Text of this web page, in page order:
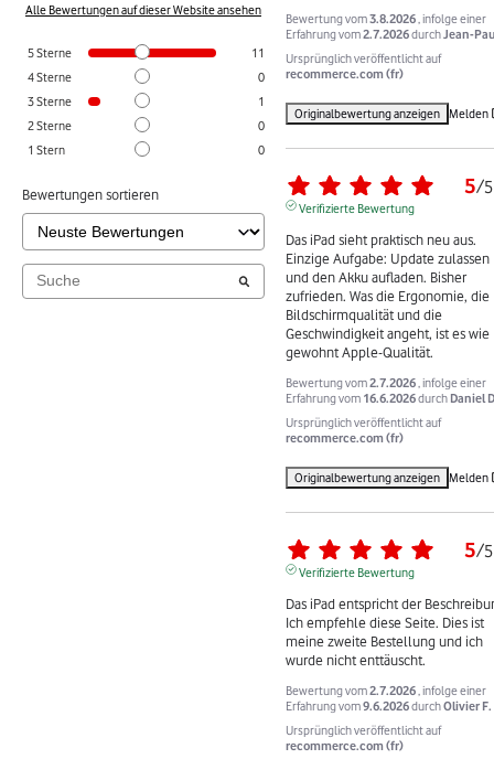
Alle Bewertungen auf dieser Website ansehen
5Sterne
11
4Sterne
0
3Sterne
1
2Sterne
0
1 Stern 0
Bewertungen sortieren
Bewertung vom3.8.2026 , infolge einer
Erfahrung vom2.7.2026durchJean-
Ursprünglich veröffentlicht auf
recommerce.com (fr)
Originalbewertung anzeigen Melden
5/5
Verifizierte Bewertung
Das iPad sieht praktisch neu aus.
Einzige Aufgabe: Update zulassen
und den Akku aufladen. Bisher
zufrieden. Was die Ergonomie, die
Bildschirmqualität und die
Geschwindigkeit angeht, ist es wie
gewohnt Apple-Qualität.
Bewertung vom2.7.2026 , infolge einer
Erfahrung vom 16.6.2026durch Daniel
Ursprünglich veröffentlicht auf
recommerce.com (fr)
Originalbewertung anzeigen Melden
5/5
Verifizierte Bewertung
Das iPad entspricht der
Ich empfehle diese Seite. Dies ist
meine zweite Bestellung und ich
wurde nicht enttäuscht.
Bewertung vom2.7.2026 , infolge einer
Erfahrung vom9.6.2026durchOlivier F.
Ursprünglich veröffentlicht auf
recommerce.com (fr)